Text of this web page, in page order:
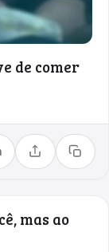
de comer
Compartilhar
Copiar
mas ao